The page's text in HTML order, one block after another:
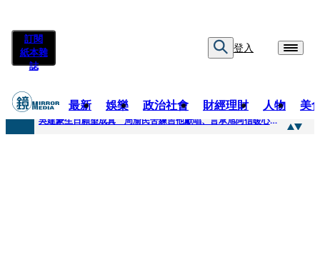
訂閱
紙本雜
誌
登入
最新 娛樂 政治社會 財經理財 人物 美
快訊
吳建豪生日願望成真 周渝民苦練吉他獻唱、言承旭阿信暖心祝福